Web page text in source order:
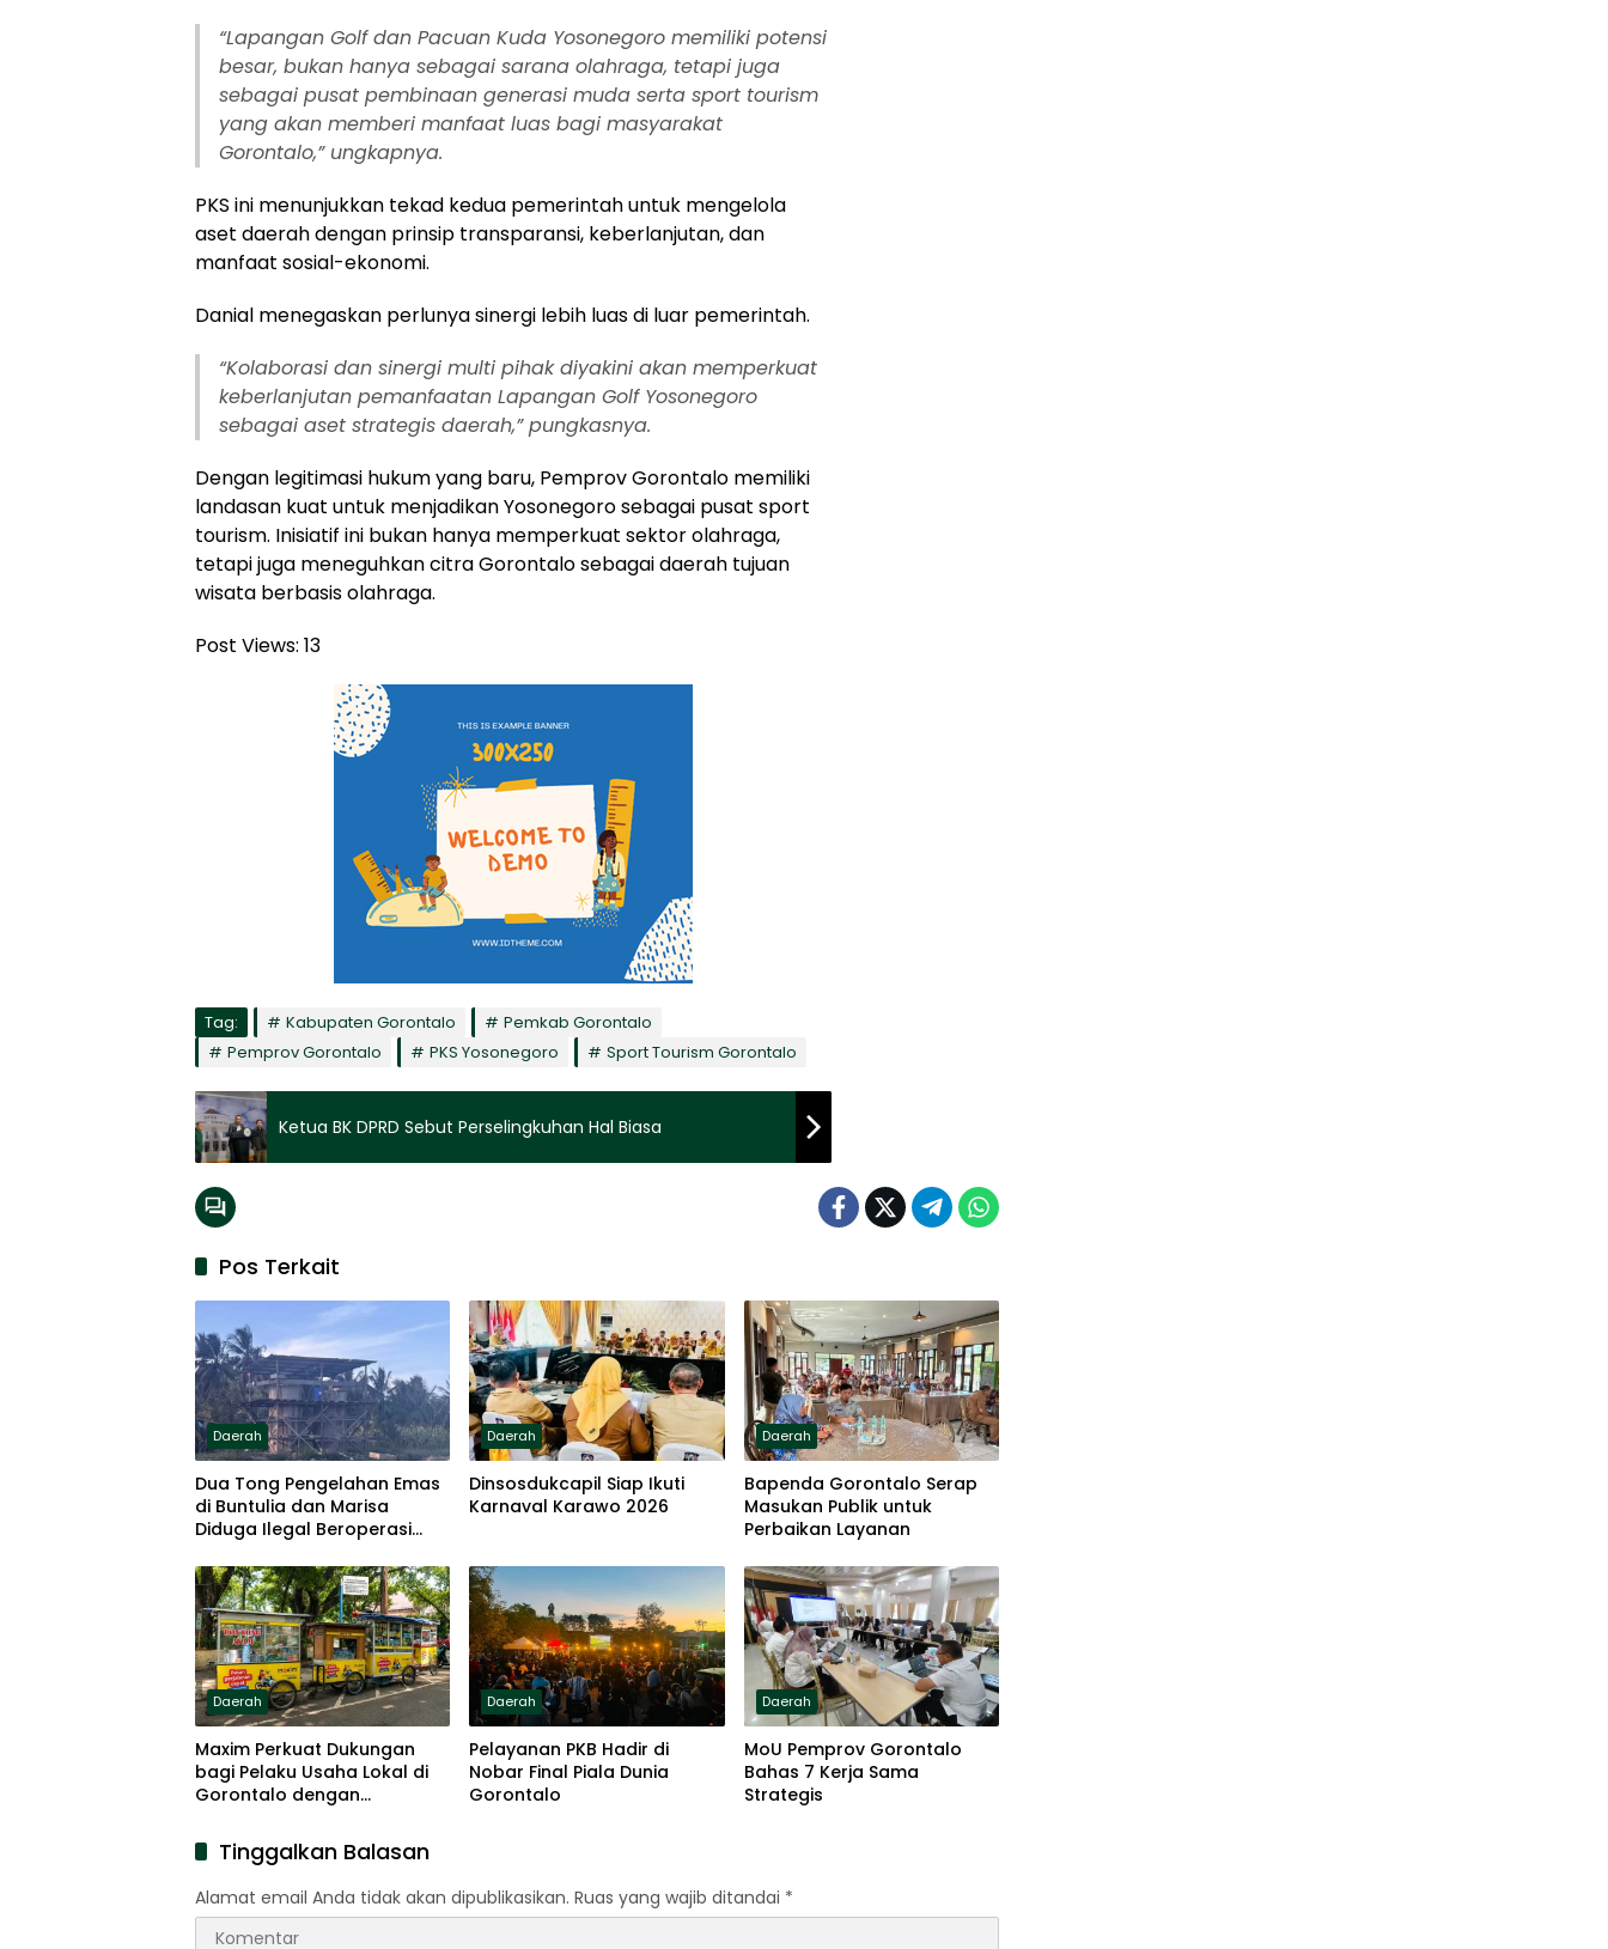
“Lapangan Golf dan Pacuan Kuda Yosonegoro memiliki potensi
besar, bukan hanya sebagai sarana olahraga, tetapi juga
sebagai pusat pembinaan generasi muda serta sport tourism
yang akan memberi manfaat luas bagi masyarakat
Gorontalo,” ungkapnya.
PKS ini menunjukkan tekad kedua pemerintah untuk mengelola
aset daerah dengan prinsip transparansi, keberlanjutan, dan
manfaat sosial-ekonomi.
Danial menegaskan perlunya sinergi lebih luas di luar pemerintah.
“Kolaborasi dan sinergi multi pihak diyakini akan memperkuat
keberlanjutan pemanfaatan Lapangan Golf Yosonegoro
sebagai aset strategis daerah,” pungkasnya.
Dengan legitimasi hukum yang baru, Pemprov Gorontalo memiliki
landasan kuat untuk menjadikan Yosonegoro sebagai pusat sport
tourism. Inisiatif ini bukan hanya memperkuat sektor olahraga,
tetapi juga meneguhkan citra Gorontalo sebagai daerah tujuan
wisata berbasis olahraga.
Post Views: 13
Tag: Kabupaten Gorontalo
Pemkab Gorontalo
Pemprov Gorontalo
PKS Yosonegoro Sport Tourism Gorontalo
Ketua BK DPRD Sebut Perselingkuhan Hal Biasa
Pos Terkait
Daerah
Dua Tong Pengelahan Emas
di Buntulia dan Marisa
Diduga Ilegal Beroperasi
Daerah
Dinsosdukcapil Siap Ikuti
Karnaval Karawo 2026
Daerah
Bapenda Gorontalo Serap
Masukan Publik untuk
Perbaikan Layanan
Daerah
Maxim Perkuat Dukungan
bagi Pelaku Usaha Lokal di
Gorontalo dengan
dan Kebersihan Pasar
Daerah
Pelayanan PKB Hadir di
Nobar Final Piala Dunia
Gorontalo
Daerah
MoU Pemprov Gorontalo
Bahas 7 Kerja Sama
Strategis
Tinggalkan Balasan
Alamat email Anda tidak akan dipublikasikan. Ruas yang wajib ditandai *